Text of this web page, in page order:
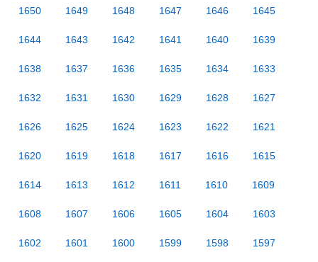
1650 1649 1648 1647 1646 1645
1644 1643 1642 1641 1640 1639
1638 1637 1636 1635 1634 1633
1632 1631 1630 1629 1628 1627
1626 1625 1624 1623 1622 1621
1620 1619 1618 1617 1616 1615
1614 1613 1612 1611 1610 1609
1608 1607 1606 1605 1604 1603
1602 1601 1600 1599 1598 1597